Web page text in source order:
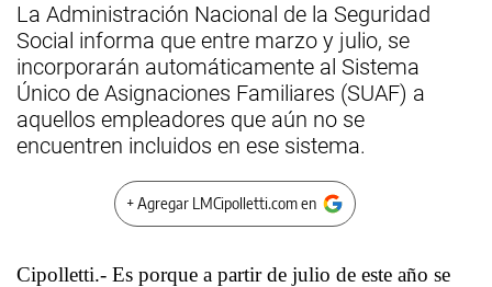
La Administración Nacional de la Seguridad
Social informa que entre marzo y julio, se
incorporarán automáticamente al Sistema
Único de Asignaciones Familiares (SUAF) a
aquellos empleadores que aún no se
encuentren incluidos en ese sistema.
+ Agregar LMCipolletti.com en
Cipolletti.- Es porque a partir de julio de este año se